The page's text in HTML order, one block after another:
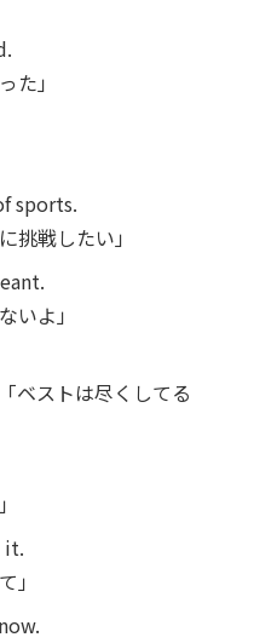
た」
sports.
挑戦したい」
いよ」
ベストは尽くしてる
it.
」